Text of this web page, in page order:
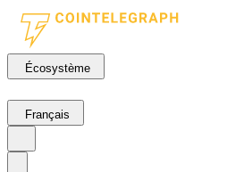
Écosystème
Français